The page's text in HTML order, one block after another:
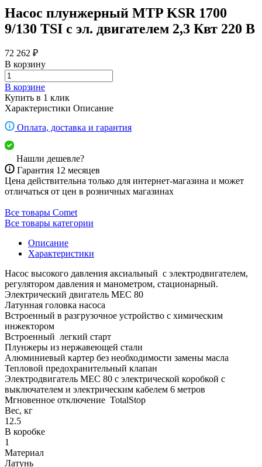
Насос плунжерный MTP KSR 1700
9/130 TSI с эл. двигателем 2,3 Квт 220 В
72 262 ₽
В корзину
В корзине
Купить в 1 клик
Характеристики Описание
Оплата, доставка и гарантия
Нашли дешевле?
Гарантия 12 месяцев
Цена действительна только для интернет-магазина и может
отличаться от цен в розничных магазинах
Все товары Comet
Все товары категории
Описание
Характеристики
Насос высокого давления аксиальный с электродвигателем,
регулятором давления и манометром, стационарный.
Электрический двигатель MEC 80
Латунная головка насоса
Встроенный в разгрузочное устройство с химическим
инжектором
Встроенный легкий старт
Плунжеры из нержавеющей стали
Алюминиевый картер без необходимости замены масла
Тепловой предохранительный клапан
Электродвигатель MEC 80 с электрической коробкой с
выключателем и электрическим кабелем 6 метров
Мгновенное отключение TotalStop
Вес, кг
12.5
В коробке
1
Материал
Латунь